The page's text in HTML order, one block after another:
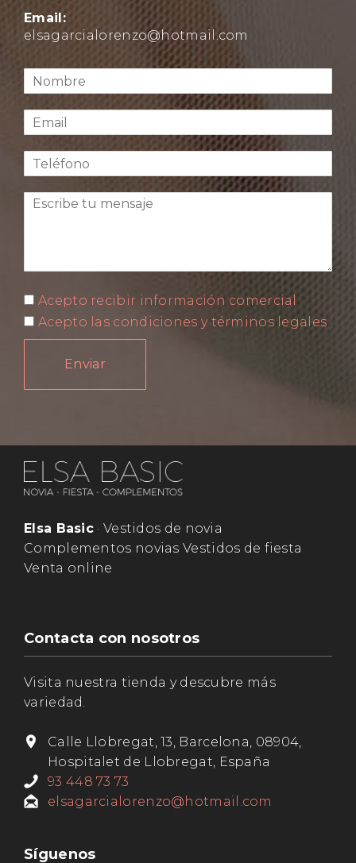
Email:
elsagarcialorenzo@hotmail.com
Acepto recibir información comercial
Acepto las condiciones y términos legales
Enviar
Elsa Basic · Vestidos de novia
Complementos novias Vestidos de fiesta
Venta online
Contacta con nosotros
Visita nuestra tienda y descubre más
variedad.
Calle Llobregat, 13, Barcelona, 08904,
Hospitalet de Llobregat, España
93 448 73 73
elsagarcialorenzo@hotmail.com
Síguenos